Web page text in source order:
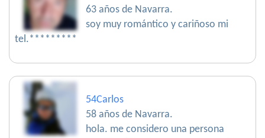
63 años de Navarra.
soy muy romántico y cariñoso mi
tel.*********
54Carlos
58 años de Navarra.
hola. me considero una persona